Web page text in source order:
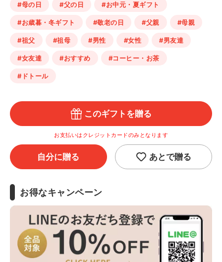
#母の日 #父の日 #お中元・夏ギフト
#お歳暮・冬ギフト #敬老の日 #父親 #母親
#祖父 #祖母 #男性 #女性 #男友達
#女友達 #おすすめ #コーヒー・お茶
#ドトール
このギフトを贈る
お支払いはクレジットカードのみとなります
自分に贈る あとで贈る
お得なキャンペーン